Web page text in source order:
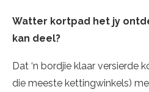
Watter kortpad het jy
kan deel?
Dat ‘n bordjie klaar versierde
die meeste kettingwinkels)